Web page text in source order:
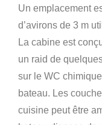
Un emplacement
d’avirons de 3 m
La cabine est
un raid de
sur le WC
bateau. Les
cuisine peut être